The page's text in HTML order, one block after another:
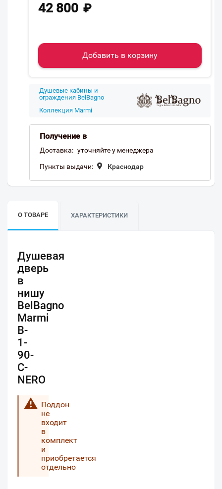
42 800 ₽
Добавить в корзину
Душевые кабины и
ограждения BelBagno
Коллекция Marmi
Получение в
Доставка: уточняйте у менеджера
Пункты выдачи: Краснодар
О ТОВАРЕ ХАРАКТЕРИСТИКИ
Душевая
дверь
в
нишу
BelBagno
Marmi
B-
1-
90-
C-
NERO
Поддон
не
входит
в
комплект
и
приобретается
отдельно